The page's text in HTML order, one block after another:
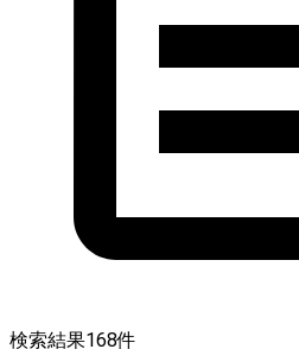
検索結果168件